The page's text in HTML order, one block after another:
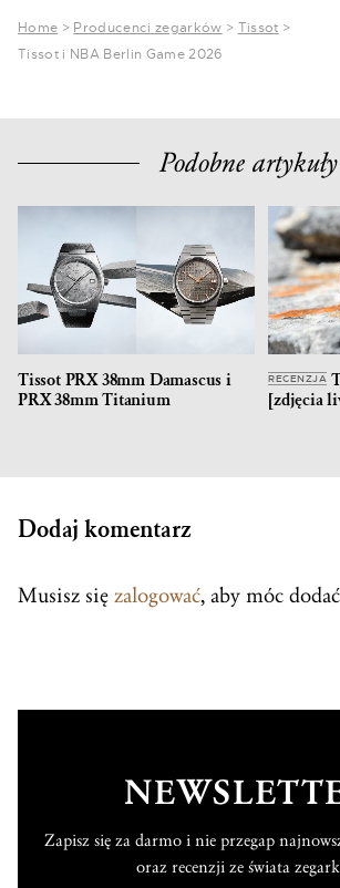
Home > Producenci zegarków > Tissot >
Tissot i NBA Berlin Game 2026
Podobne artykuły
Tissot PRX 38mm Damascus i
PRX 38mm Titanium
RECENZJA
[zdjęcia
Dodaj komentarz
Musisz się zalogować, aby móc
Zapisz się za darmo i nie przegap
oraz recenzji ze świata